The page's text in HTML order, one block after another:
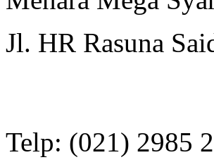
Jl. HR Rasuna
Telp: (021) 2985